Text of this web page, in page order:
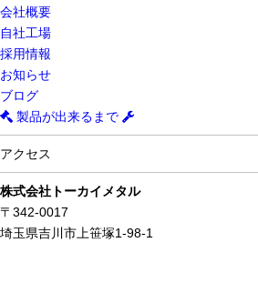
会社概要
自社工場
採用情報
お知らせ
ブログ
製品が出来るまで
アクセス
株式会社トーカイメタル
〒342-0017
埼玉県吉川市上笹塚1-98-1